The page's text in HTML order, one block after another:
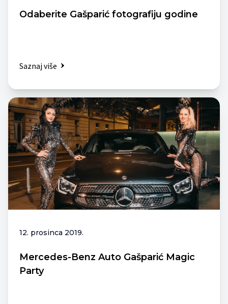
Odaberite Gašparić fotografiju godine
Saznaj više
12. prosinca 2019.
Mercedes-Benz Auto Gašparić Magic
Party